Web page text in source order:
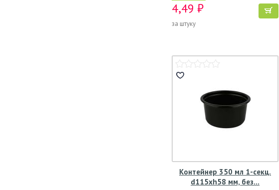
4,49 ₽
за штуку
Контейнер 350 мл 1-секц.
d115хh58 мм, без…